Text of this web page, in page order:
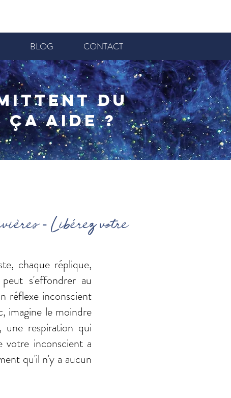
BLOG CONTACT
du
aide ?
- Libérez votre
chaque réplique,
s'effondrer au
réflexe inconscient
imagine le moindre
respiration qui
votre inconscient a
qu'il n'y a aucun